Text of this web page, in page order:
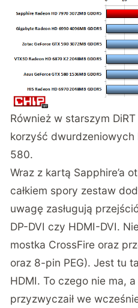
Również w starszym
korzyść dwurdzeniowych
580.
Wraz z kartą Sapphire’a
całkiem spory zestaw
uwagę zasługują
DP-DVI czy HDMI-DVI.
mostka CrossFire oraz
oraz 8-pin PEG). Jest tu
HDMI. To czego nie ma,
przyzwyczaił we